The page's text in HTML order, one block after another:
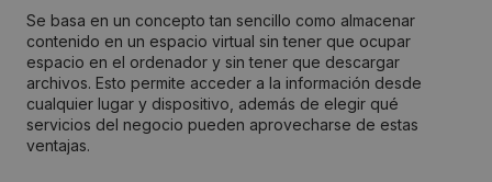
Se basa en un concepto tan sencillo como almacenar
contenido en un espacio virtual sin tener que ocupar
espacio en el ordenador y sin tener que descargar
archivos. Esto permite acceder a la información desde
cualquier lugar y dispositivo, además de elegir qué
servicios del negocio pueden aprovecharse de estas
ventajas.